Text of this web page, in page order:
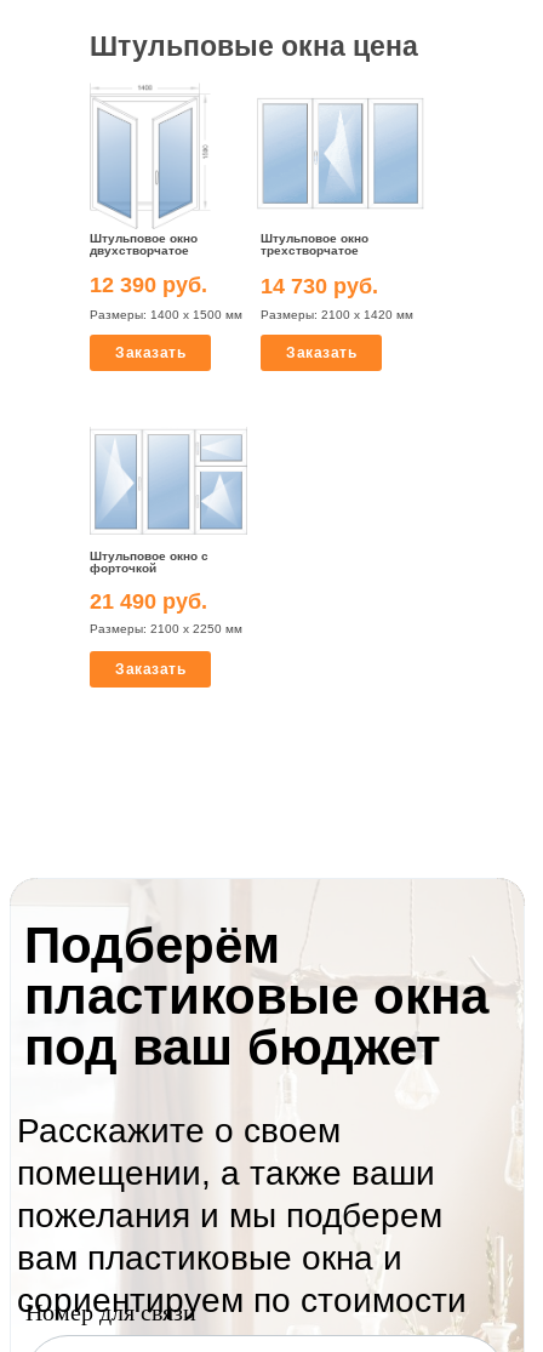
Штульповые окна цена
Штульповое окно
двухстворчатое
Штульповое окно
трехстворчатое
12 390 руб.
Размеры: 1400 х 1500 мм
Заказать
14 730 руб.
Размеры: 2100 х 1420 мм
Заказать
Штульповое окно с
форточкой
21 490 руб.
Размеры: 2100 х 2250 мм
Заказать